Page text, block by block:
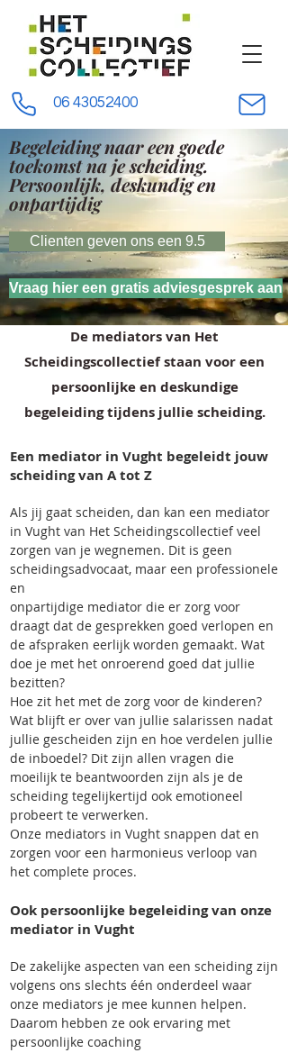
06 43052400
Begeleiding naar een goede
toekomst na je scheiding.
Persoonlijk,deskundig en
onpartijdig
Clienten geven ons een 9.5
Vraag hier een gratis adviesgesprek aan
De mediators van Het
Scheidingscollectief staan voor een
persoonlijke en deskundige
begeleiding tijdens jullie scheiding.
Een mediator in Vught begeleidt jouw
scheiding van A tot Z
Als jij gaat scheiden, dan kan een mediator
in Vught van Het Scheidingscollectief veel
zorgen van je wegnemen. Dit is geen
scheidingsadvocaat, maar een professionele
en
onpartijdige mediator die er zorg voor
draagt dat de gesprekken goed verlopen en
de afspraken eerlijk worden gemaakt. Wat
doe je met het onroerend goed dat jullie
bezitten?
Hoe zit het met de zorg voor de kinderen?
Wat blijft er over van jullie salarissen nadat
jullie gescheiden zijn en hoe verdelen jullie
de inboedel? Dit zijn allen vragen die
moeilijk te beantwoorden zijn als je de
scheiding tegelijkertijd ook emotioneel
probeert te verwerken.
Onze mediators in Vught snappen dat en
zorgen voor een harmonieus verloop van
het complete proces.
Ook persoonlijke begeleiding van onze
mediator in Vught
De zakelijke aspecten van een scheiding zijn
volgens ons slechts één onderdeel waar
onze mediators je mee kunnen helpen.
Daarom hebben ze ook ervaring met
persoonlijke coaching